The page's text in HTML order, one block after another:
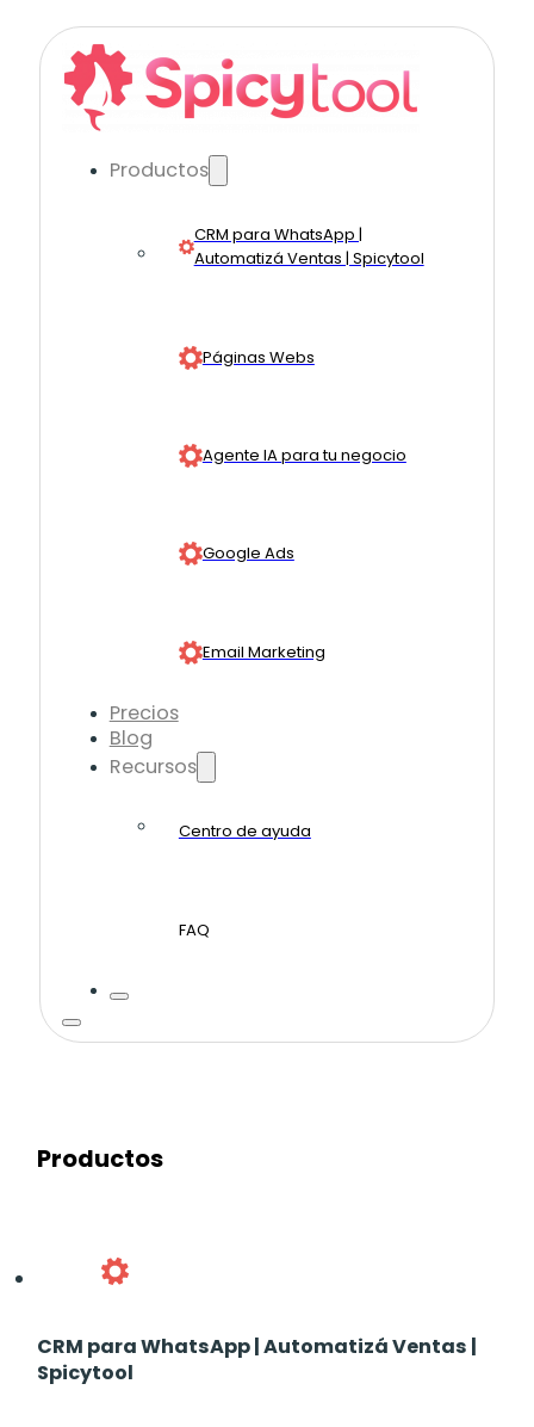
Productos
CRM para WhatsApp |
Automatizá Ventas | Spicytool
Páginas Webs
Agente IA para tu negocio
Google Ads
Email Marketing
Precios
Blog
Recursos
Centro de ayuda
FAQ
Productos
CRM para WhatsApp | Automatizá Ventas |
Spicytool